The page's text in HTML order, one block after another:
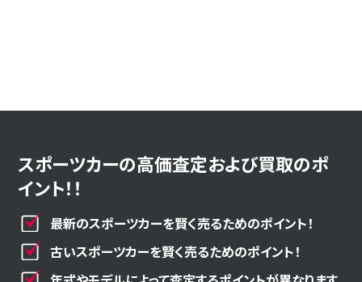
スポーツカーの高価査定および買取のポ
イント！！
最新のスポーツカーを賢く売るためのポイント！
古いスポーツカーを賢く売るためのポイント！